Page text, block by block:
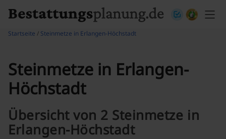
Startseite / Steinmetze in Erlangen-Höchstadt
Steinmetze in Erlangen-
Höchstadt
Übersicht von 2 Steinmetze in
Erlangen-Höchstadt